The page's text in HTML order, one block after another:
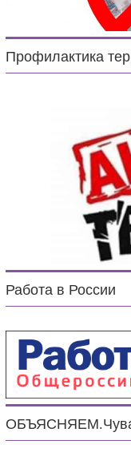
Профилактика
Работа в России